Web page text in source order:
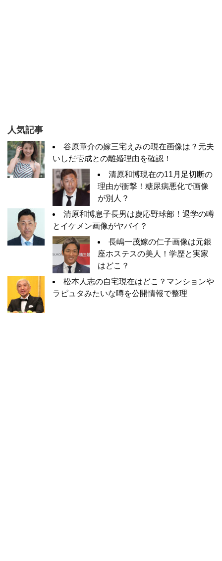
人気記事
谷原章介の嫁三宅えみの現在画像は？元夫
いしだ壱成との離婚理由を確認！
清原和博現在の11月足切断の
理由が衝撃！糖尿病悪化で画像
が別人？
清原和博息子長男は慶応野球部！退学の噂
とイケメン画像がヤバイ？
長嶋一茂嫁の仁子画像は元銀
座ホステスの美人！学歴と実家
はどこ？
松本人志の自宅現在はどこ？マンションや
ラピュタみたいな噂を公開情報で整理